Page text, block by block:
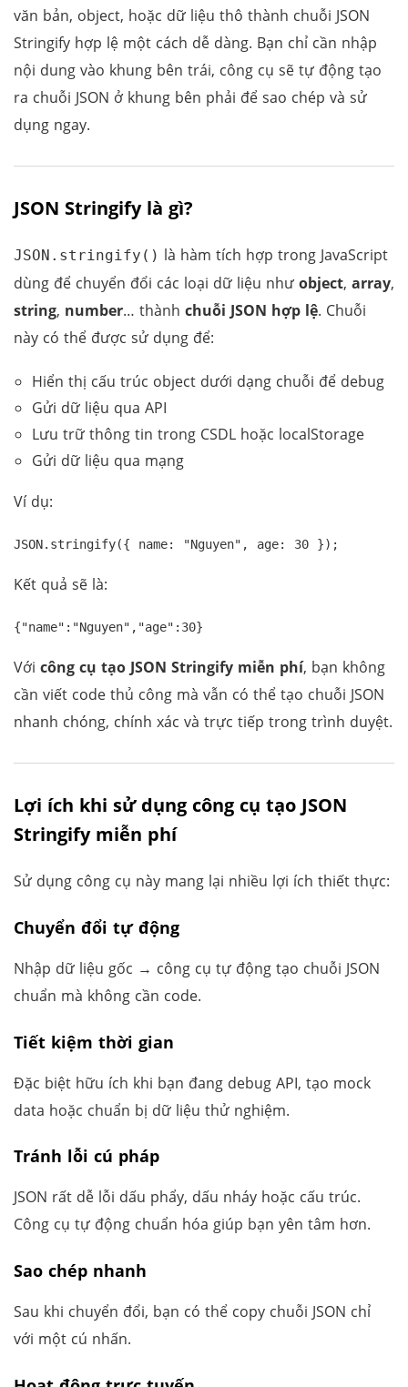
văn bản, object, hoặc dữ liệu thô thành chuỗi JSON
Stringify hợp lệ một cách dễ dàng. Bạn chỉ cần nhập
nội dung vào khung bên trái, công cụ sẽ tự động tạo
ra chuỗi JSON ở khung bên phải để sao chép và sử
dụng ngay.
JSON Stringify là gì?
JSON.stringify() là hàm tích hợp trong JavaScript
dùng để chuyển đổi các loại dữ liệu như object, array,
string, number… thành chuỗi JSON hợp lệ. Chuỗi
này có thể được sử dụng để:
Hiển thị cấu trúc object dưới dạng chuỗi để debug
Gửi dữ liệu qua API
Lưu trữ thông tin trong CSDL hoặc localStorage
Gửi dữ liệu qua mạng
Ví dụ:
JSON.stringify({ name: "Nguyen", age: 30 });
Kết quả sẽ là:
Với công cụ tạo JSON Stringify miễn phí, bạn không
cần viết code thủ công mà vẫn có thể tạo chuỗi JSON
nhanh chóng, chính xác và trực tiếp trong trình duyệt.
Lợi ích khi sử dụng công cụ tạo JSON
Stringify miễn phí
Sử dụng công cụ này mang lại nhiều lợi ích thiết thực:
Chuyển đổi tự động
Nhập dữ liệu gốc → công cụ tự động tạo chuỗi JSON
chuẩn mà không cần code.
Tiết kiệm thời gian
Đặc biệt hữu ích khi bạn đang debug API, tạo mock
data hoặc chuẩn bị dữ liệu thử nghiệm.
Tránh lỗi cú pháp
JSON rất dễ lỗi dấu phẩy, dấu nháy hoặc cấu trúc.
Công cụ tự động chuẩn hóa giúp bạn yên tâm hơn.
Sao chép nhanh
Sau khi chuyển đổi, bạn có thể copy chuỗi JSON chỉ
với một cú nhấn.